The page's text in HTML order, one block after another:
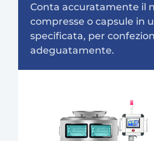
Conta accuratamente il
compresse o capsule in
specificata, per
adeguatamente.